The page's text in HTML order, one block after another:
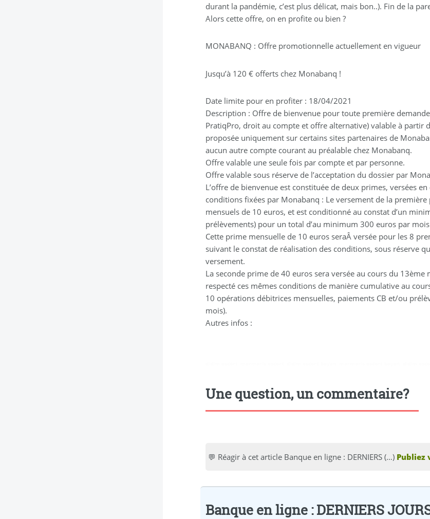
durant la pandémie, c’est plus délicat, mais bon..). Fin de la
Alors cette offre, on en profite ou bien ?
MONABANQ : Offre promotionnelle actuellement en vigueur
Jusqu’à 120 € offerts chez Monabanq !
Date limite pour en profiter : 18/04/2021
Description : Offre de bienvenue pour toute première
PratiqPro, droit au compte et offre alternative) valable à partir
proposée uniquement sur certains sites partenaires de
aucun autre compte courant au préalable chez Monabanq.
Offre valable une seule fois par compte et par personne.
Offre valable sous réserve de l’acceptation du dossier par
L’offre de bienvenue est constituée de deux primes, versées
conditions fixées par Monabanq : Le versement de la
mensuels de 10 euros, et est conditionné au constat d’un
prélèvements) pour un total d’au minimum 300 euros par
Cette prime mensuelle de 10 euros seraÂ versée pour les 8
suivant le constat de réalisation des conditions, sous réserve
versement.
La seconde prime de 40 euros sera versée au cours du
respecté ces mêmes conditions de manière cumulative au
10 opérations débitrices mensuelles, paiements CB et/ou
mois).
Autres infos :
Une question, un commentaire?
💬 Réagir à cet article Banque en ligne : DERNIERS (…) Publiez
Banque en ligne : DERNIERS